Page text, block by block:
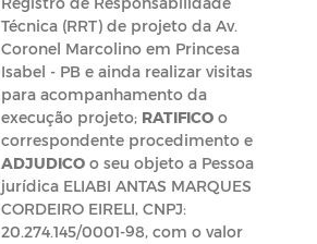
Técnica (RRT) de projeto da Av.
Coronel Marcolino em Princesa
Isabel - PB e ainda realizar visitas
para acompanhamento da
execução projeto; RATIFICOo
correspondente procedimento e
ADJUDICOo seu objeto a Pessoa
jurídica ELIABI ANTAS MARQUES
CORDEIRO EIRELI, CNPJ:
20.274.145/0001-98, com o valor